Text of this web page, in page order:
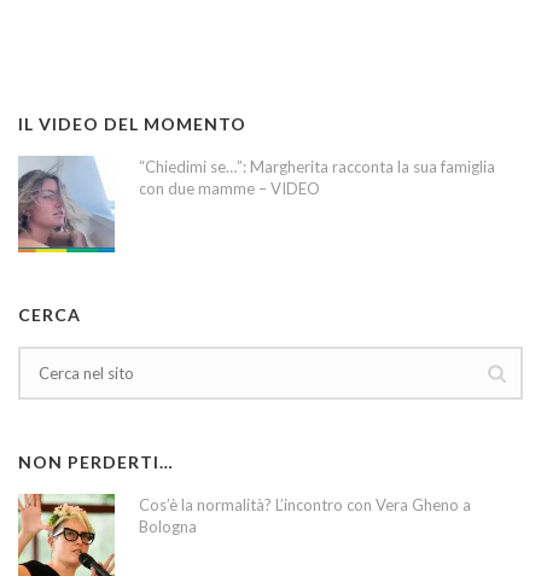
IL VIDEO DEL MOMENTO
“Chiedimi se…”: Margherita racconta la sua famiglia
con due mamme – VIDEO
CERCA
NON PERDERTI…
Cos’è la normalità? L’incontro con Vera Gheno a
Bologna